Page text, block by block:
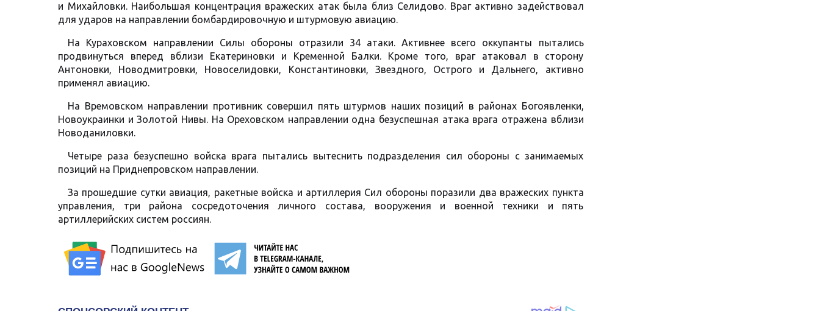
и Михайловки. Наибольшая концентрация вражеских атак была близ Селидово. Враг активно задействовал
для ударов на направлении бомбардировочную и штурмовую авиацию.
На Кураховском направлении Силы обороны отразили 34 атаки. Активнее всего оккупанты пытались
продвинуться вперед вблизи Екатериновки и Кременной Балки. Кроме того, враг атаковал в сторону
Антоновки, Новодмитровки, Новоселидовки, Константиновки, Звездного, Острого и Дальнего, активно
применял авиацию.
На Времовском направлении противник совершил пять штурмов наших позиций в районах Богоявленки,
Новоукраинки и Золотой Нивы. На Ореховском направлении одна безуспешная атака врага отражена вблизи
Новоданиловки.
Четыре раза безуспешно войска врага пытались вытеснить подразделения сил обороны с занимаемых
позиций на Приднепровском направлении.
За прошедшие сутки авиация, ракетные войска и артиллерия Сил обороны поразили два вражеских пункта
управления, три района сосредоточения личного состава, вооружения и военной техники и пять
артиллерийских систем россиян.